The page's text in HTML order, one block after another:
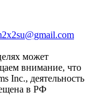
может
внимание, что
Inc., деятельность
в РФ